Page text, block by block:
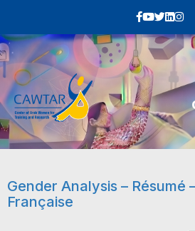
Gender Analysis – Résumé
Française